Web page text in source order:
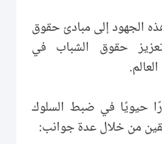
الجهود إلى مبادئ حقوق
حقوق الشباب في
حيويًا في ضبط السلوك
من خلال عدة جوانب: